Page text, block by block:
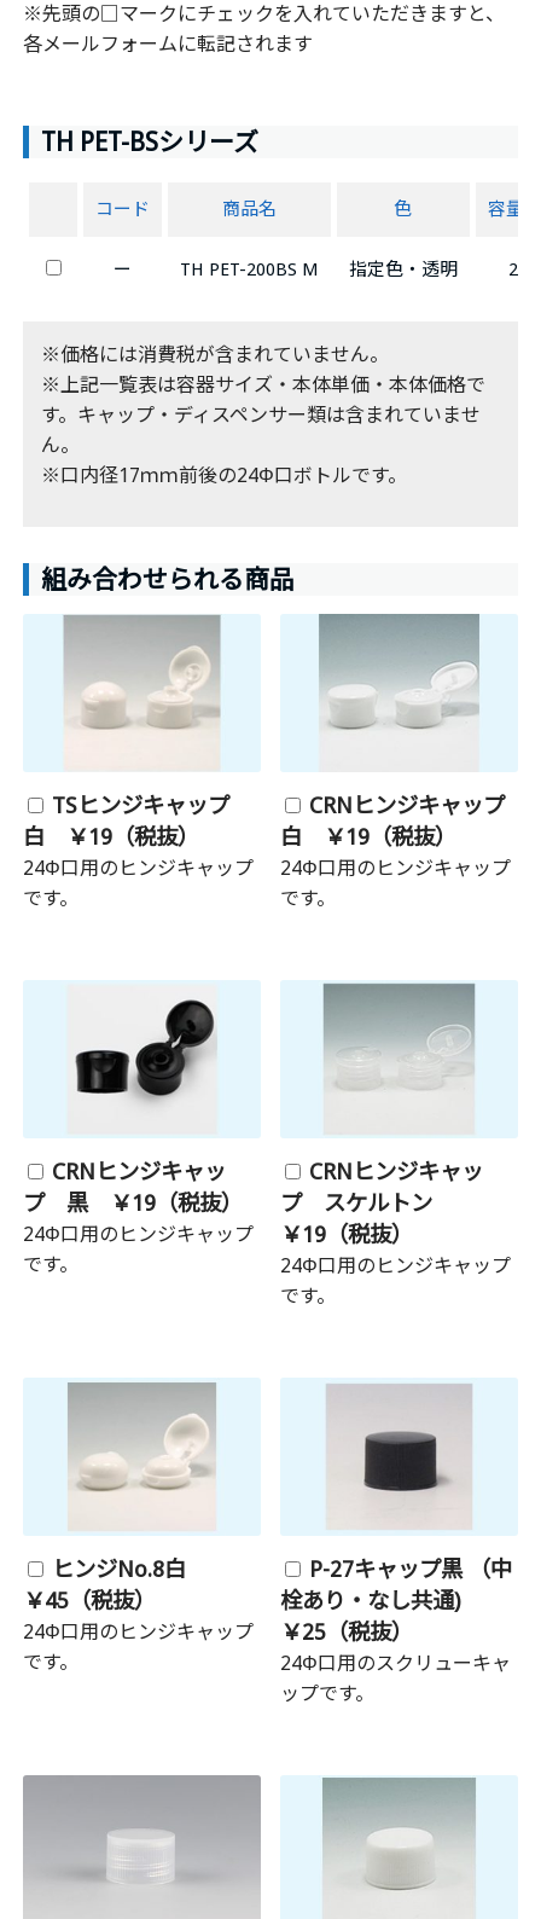
※先頭の□マークにチェックを入れていただきますと、
各メールフォームに転記されます
TH PET-BSシリーズ
コード 商品名 色 容量
ー TH PET-200BS M 指定色・透明 200
※価格には消費税が含まれていません。
※上記一覧表は容器サイズ・本体単価・本体価格で
す。キャップ・ディスペンサー類は含まれていませ
ん。
※口内径17ｍｍ前後の24Φ口ボトルです。
組み合わせられる商品
TSヒンジキャップ
白 ￥19（税抜）
24Φ口用のヒンジキャップ
です。
CRNヒンジキャップ
白 ￥19（税抜）
24Φ口用のヒンジキャップ
です。
CRNヒンジキャッ
プ 黒 ￥19（税抜）
24Φ口用のヒンジキャップ
です。
CRNヒンジキャッ
プ スケルトン
￥19（税抜）
24Φ口用のヒンジキャップ
です。
ヒンジNo.8白
￥45（税抜）
24Φ口用のヒンジキャップ
です。
P-27キャップ黒 （中
栓あり・なし共通)
￥25（税抜）
24Φ口用のスクリューキャ
ップです。